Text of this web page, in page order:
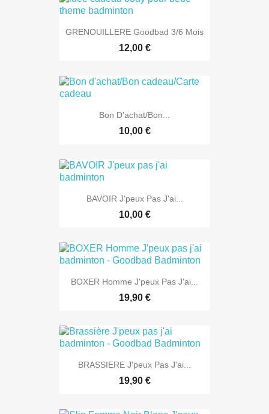
GRENOUILLERE Goodbad 3/6 Mois
12,00 €
Bon D'achat/Bon...
10,00 €
BAVOIR J'peux Pas J'ai...
10,00 €
BOXER Homme J'peux Pas J'ai...
19,90 €
BRASSIERE J'peux Pas J'ai...
19,90 €